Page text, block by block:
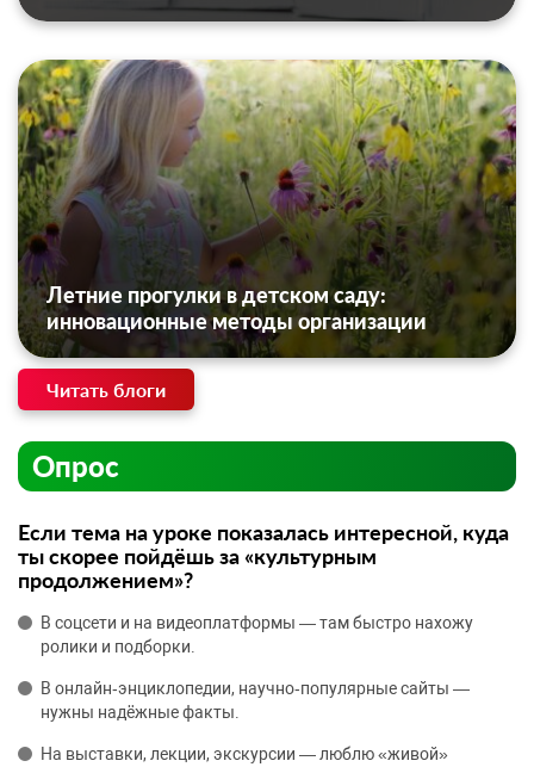
Летние прогулки в детском саду:
инновационные методы организации
Читать блоги
Опрос
Если тема на уроке показалась интересной, куда
ты скорее пойдёшь за «культурным
продолжением»?
В соцсети и на видеоплатформы — там быстро нахожу
ролики и подборки.
В онлайн‑энциклопедии, научно‑популярные сайты —
нужны надёжные факты.
На выставки, лекции, экскурсии — люблю «живой»